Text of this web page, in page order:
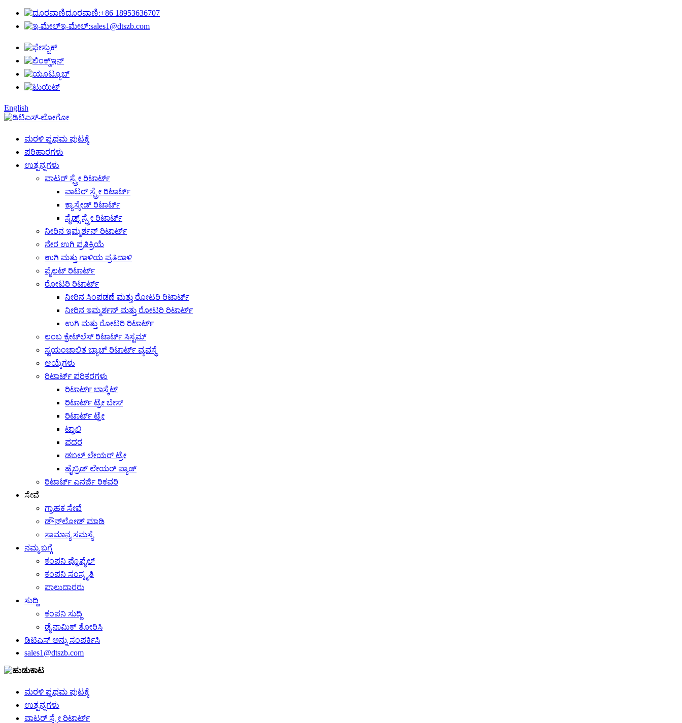
ದೂರವಾಣಿ:+86 18953636707
ಇ-ಮೇಲ್:sales1@dtszb.com
English
ಮರಳಿ ಪ್ರಥಮ ಪುಟಕ್ಕೆ
ಪರಿಹಾರಗಳು
ಉತ್ಪನ್ನಗಳು
ವಾಟರ್ ಸ್ಪ್ರೇ ರಿಟಾರ್ಟ್
ವಾಟರ್ ಸ್ಪ್ರೇ ರಿಟಾರ್ಟ್
ಕ್ಯಾಸ್ಕೇಡ್ ರಿಟಾರ್ಟ್
ಸೈಡ್ಸ್ ಸ್ಪ್ರೇ ರಿಟಾರ್ಟ್
ನೀರಿನ ಇಮ್ಮರ್ಶನ್ ರಿಟಾರ್ಟ್
ನೇರ ಉಗಿ ಪ್ರತಿಕ್ರಿಯೆ
ಉಗಿ ಮತ್ತು ಗಾಳಿಯ ಪ್ರತಿದಾಳಿ
ಪೈಲಟ್ ರಿಟಾರ್ಟ್
ರೋಟರಿ ರಿಟಾರ್ಟ್
ನೀರಿನ ಸಿಂಪಡಣೆ ಮತ್ತು ರೋಟರಿ ರಿಟಾರ್ಟ್
ನೀರಿನ ಇಮ್ಮರ್ಶನ್ ಮತ್ತು ರೋಟರಿ ರಿಟಾರ್ಟ್
ಉಗಿ ಮತ್ತು ರೋಟರಿ ರಿಟಾರ್ಟ್
ಲಂಬ ಕ್ರೇಟ್‌ಲೆಸ್ ರಿಟಾರ್ಟ್ ಸಿಸ್ಟಮ್
ಸ್ವಯಂಚಾಲಿತ ಬ್ಯಾಚ್ ರಿಟಾರ್ಟ್ ವ್ಯವಸ್ಥೆ
ಆಯ್ಕೆಗಳು
ರಿಟಾರ್ಟ್ ಪರಿಕರಗಳು
ರಿಟಾರ್ಟ್ ಬಾಸ್ಕೆಟ್
ರಿಟಾರ್ಟ್ ಟ್ರೇ ಬೇಸ್
ರಿಟಾರ್ಟ್ ಟ್ರೇ
ಟ್ರಾಲಿ
ಪದರ
ಡಬಲ್ ಲೇಯರ್ ಟ್ರೇ
ಹೈಬ್ರಿಡ್ ಲೇಯರ್ ಪ್ಯಾಡ್
ರಿಟಾರ್ಟ್ ಎನರ್ಜಿ ರಿಕವರಿ
ಸೇವೆ
ಗ್ರಾಹಕ ಸೇವೆ
ಡೌನ್‌ಲೋಡ್ ಮಾಡಿ
ಸಾಮಾನ್ಯ ಸಮಸ್ಯೆ
ನಮ್ಮ ಬಗ್ಗೆ
ಕಂಪನಿ ಪ್ರೊಫೈಲ್
ಕಂಪನಿ ಸಂಸ್ಕೃತಿ
ಪಾಲುದಾರರು
ಸುದ್ದಿ
ಕಂಪನಿ ಸುದ್ದಿ
ಡೈನಾಮಿಕ್ ತೋರಿಸಿ
ಡಿಟಿಎಸ್ ಅನ್ನು ಸಂಪರ್ಕಿಸಿ
sales1@dtszb.com
ಮರಳಿ ಪ್ರಥಮ ಪುಟಕ್ಕೆ
ಉತ್ಪನ್ನಗಳು
ವಾಟರ್ ಸ್ಪ್ರೇ ರಿಟಾರ್ಟ್